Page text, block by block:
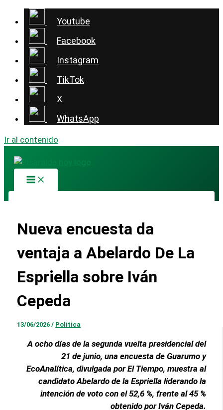
Youtube
Facebook
Instagram
TikTok
X
WhatsApp
Ir al contenido
Nueva encuesta da
ventaja a Abelardo De La
Espriella sobre Iván
Cepeda
13/06/2026/ Política
A ocho días de la segunda vuelta presidencial del
21 de junio, una encuesta de Guarumo y
EcoAnalítica, divulgada por El Tiempo, muestra al
candidato Abelardo de la Espriella liderando la
intención de voto con el 52,6 %, frente al 45 %
obtenido por Iván Cepeda.